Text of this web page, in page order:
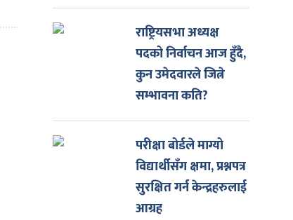
राष्ट्रियसभा अध्यक्ष
पदको निर्वाचन आज हुँदै,
कुन उमेदवारले जित्ने
सम्भावना कति?
परीक्षा बोर्डले माग्यो
विद्यार्थीसँग क्षमा, प्रश्नपत्र
सुरक्षित गर्न केन्द्रहरुलाई
आग्रह